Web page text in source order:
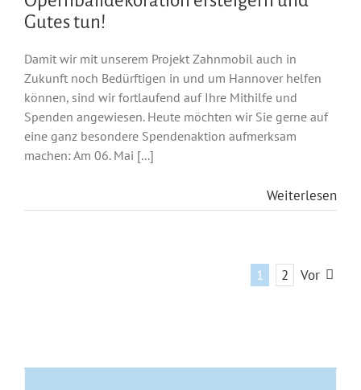
Gutes tun!
Damit wir mit unserem Projekt Zahnmobil auch in
Zukunft noch Bedürftigen in und um Hannover helfen
können, sind wir fortlaufend auf Ihre Mithilfe und
Spenden angewiesen. Heute möchten wir Sie gerne auf
eine ganz besondere Spendenaktion aufmerksam
machen: Am 06. Mai [...]
Weiterlesen
1 2 Vor